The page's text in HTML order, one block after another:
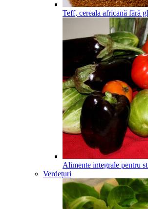
Teff, cereala africană fără
Alimente integrale pentru
Verdețuri